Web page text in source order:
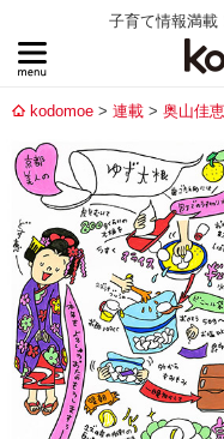
子育て情報満載
kodomoe 連載 奥山佳